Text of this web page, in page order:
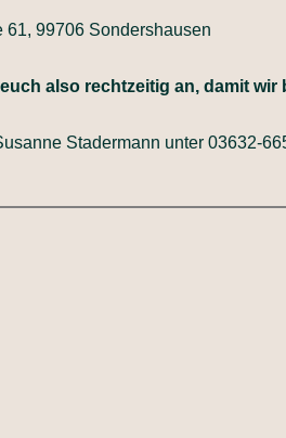
61, 99706 Sondershausen
also rechtzeitig an, damit wir
Stadermann unter 03632-